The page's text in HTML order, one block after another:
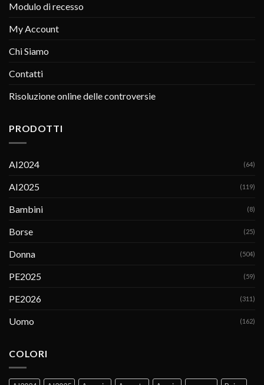
Modulo di recesso
My Account
Chi Siamo
Contatti
Risoluzione online delle controversie
PRODOTTI
AI2024 (64)
AI2025 (119)
Bambini (8)
Borse (25)
Donna (504)
PE2025 (59)
PE2026 (311)
Uomo (162)
COLORI